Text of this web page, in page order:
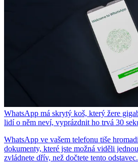
WhatsApp má skrytý koš, který žere
lidí o něm neví, vyprázdnit ho trvá 30
WhatsApp ve vašem telefonu tiše
dokumenty, které jste možná viděli
zvládnete dřív, než dočtete tento odstavec.